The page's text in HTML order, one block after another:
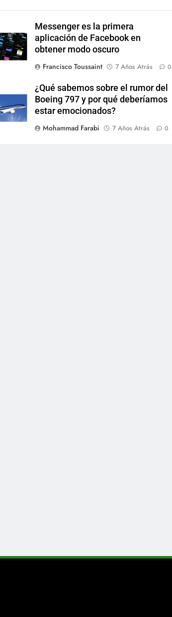
Messenger es la primera
aplicación de Facebook en
obtener modo oscuro
Francisco Toussaint
7 Años Atrás 0
¿Qué sabemos sobre el rumor del
Boeing 797 y por qué deberíamos
estar emocionados?
Mohammad Farabi
7 Años Atrás 0